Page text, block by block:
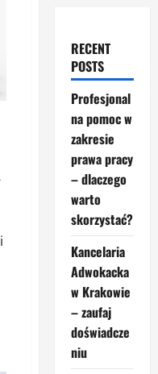
RECENT
POSTS
Profesjonal
na pomoc w
zakresie
prawa pracy
– dlaczego
warto
skorzystać?
Kancelaria
Adwokacka
w Krakowie
– zaufaj
doświadcze
niu